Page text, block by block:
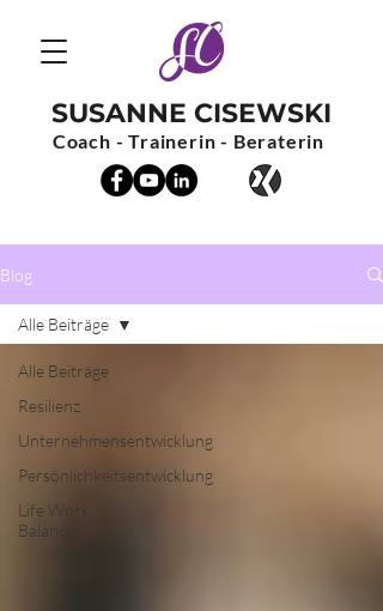
SUSANNE CISEWSKI
Coach - Trainerin - Beraterin
Blog
Alle Beiträge
Resilienz
Unternehmensentwicklung
Persönlichkeitsentwicklung
Life Work
Balance
Alle Beiträge